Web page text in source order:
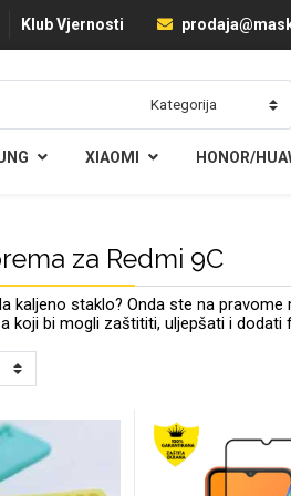
Klub Vjernosti
XIAOMI HONOR/
za Redmi 9C
kaljeno staklo? Onda ste na
koji bi mogli zaštititi, uljepšati i